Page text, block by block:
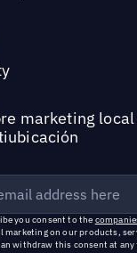
marketing
you consent to the
marketing on our products,
withdraw this consent at